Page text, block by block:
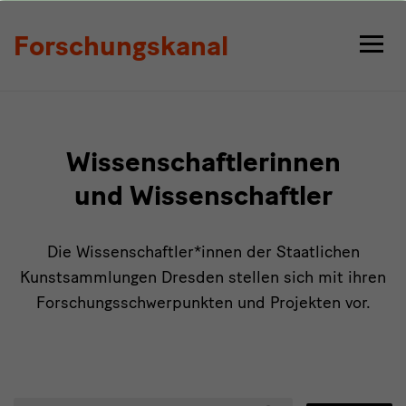
Forschungskanal
Wissenschaftlerinnen
und Wissenschaftler
Die Wissenschaftler*innen der Staatlichen
Kunstsammlungen Dresden stellen sich mit ihren
Forschungsschwerpunkten und Projekten vor.